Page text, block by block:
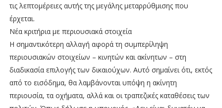
τις λεπτομέρειες αυτής της μεγάλης μεταρρύθμισης που
έρχεται.
Νέα κριτήρια με περιουσιακά στοιχεία
Η σημαντικότερη αλλαγή αφορά τη συμπερίληψη
περιουσιακών στοιχείων – κινητών και ακίνητων – στη
διαδικασία επιλογής των δικαιούχων. Αυτό σημαίνει ότι, εκτός
από το εισόδημα, θα λαμβάνονται υπόψη η ακίνητη
περιουσία, τα οχήματα, αλλά και οι τραπεζικές καταθέσεις των